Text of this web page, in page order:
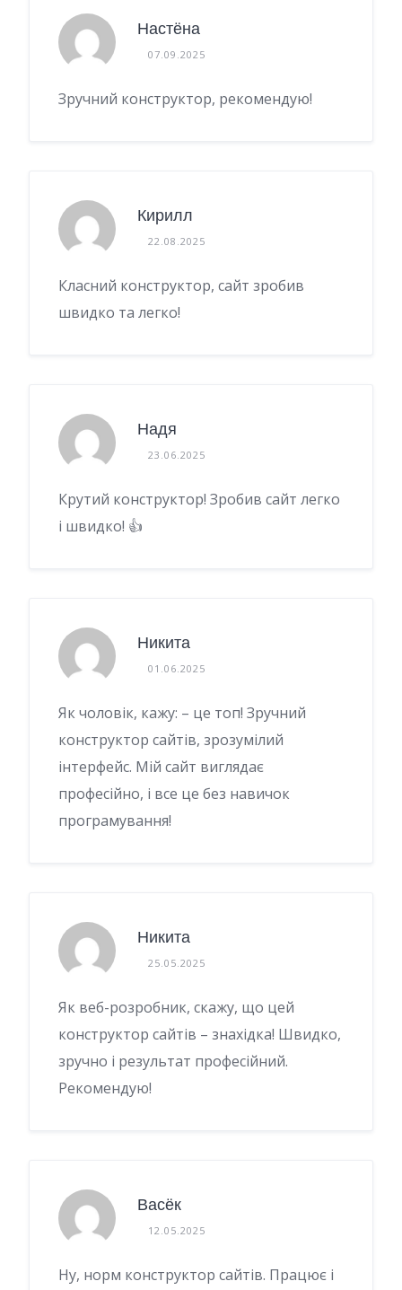
Настёна
07.09.2025
Зручний конструктор, рекомендую!
Кирилл
22.08.2025
Класний конструктор, сайт зробив
швидко та легко!
Надя
23.06.2025
Крутий конструктор! Зробив сайт легко
і швидко! 👍
Никита
01.06.2025
Як чоловік, кажу: – це топ! Зручний
конструктор сайтів, зрозумілий
інтерфейс. Мій сайт виглядає
професійно, і все це без навичок
програмування!
Никита
25.05.2025
Як веб-розробник, скажу, що цей
конструктор сайтів – знахідка! Швидко,
зручно і результат професійний.
Рекомендую!
Васёк
12.05.2025
Ну, норм конструктор сайтів. Працює і